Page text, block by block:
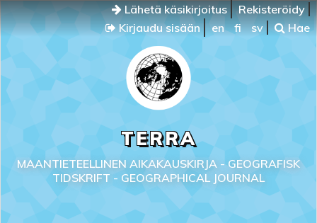
Lähetä käsikirjoitus
Rekisteröidy
Kirjaudu sisään
en fi sv Hae
TERRA
MAANTIETEELLINEN AIKAKAUSKIRJA - GEOGRAFISK
TIDSKRIFT - GEOGRAPHICAL JOURNAL